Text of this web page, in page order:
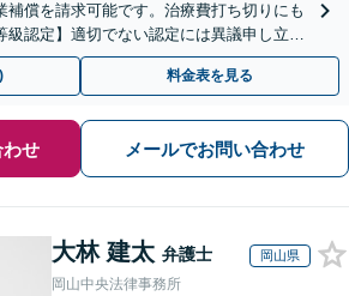
補償を請求可能です。治療費打ち切りにも
級認定】適切でない認定には異議申し立て
料金表を見る
せ メールでお問い合わせ
大林 建太 弁護士 岡山県
岡山中央法律事務所